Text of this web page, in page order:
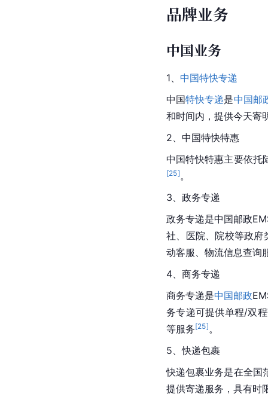
品牌业务
中国业务
1、 中国特快专递
中国特快专递是中国邮
和时间内，提供今天寄
2、中国特快特惠
中国特快特惠主要依托
[25]。
3、政务专递
政务专递是中国邮政
社、医院、院校等政
动客服、物流信息查询
4、商务专递
商务专递是中国邮政
务专递可提供单程/双
等服务[25]。
5、快递包裹
快递包裹业务是在全国
提供寄递服务，具有时